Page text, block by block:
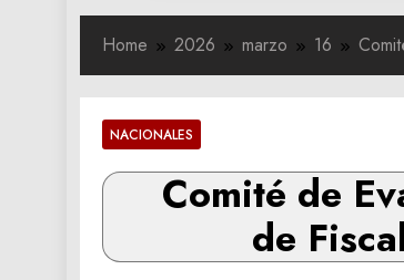
Home 2026 marzo 16
NACIONALES
Comité de
de